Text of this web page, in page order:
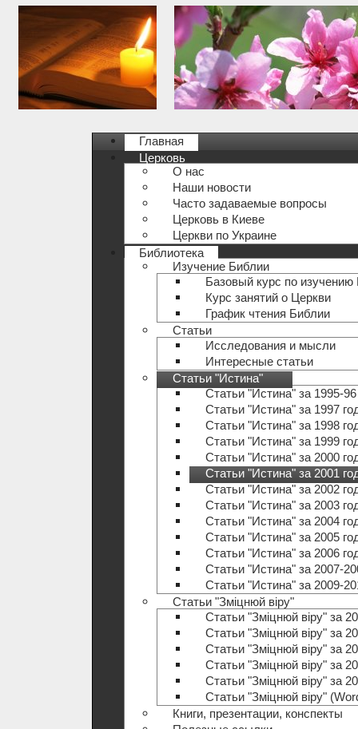
Главная
Церковь
О нас
Наши новости
Часто задаваемые вопросы
Церковь в Киеве
Церкви по Украине
Библиотека
Изучение Библии
Базовый курс по изучению
Курс занятий о Церкви
График чтения Библии
Статьи
Исследования и мысли
Интересные статьи
Статьи "Истина"
Статьи "Истина" за 1995-
Статьи "Истина" за 1997
Статьи "Истина" за 1998
Статьи "Истина" за 1999
Статьи "Истина" за 2000
Статьи "Истина" за 2001
Статьи "Истина" за 2002
Статьи "Истина" за 2003
Статьи "Истина" за 2004
Статьи "Истина" за 2005
Статьи "Истина" за 2006
Статьи "Истина" за 2007-
Статьи "Истина" за 2009-
Статьи "Зміцнюй віру"
Статьи "Зміцнюй віру" за
Статьи "Зміцнюй віру" за
Статьи "Зміцнюй віру" за
Статьи "Зміцнюй віру" за
Статьи "Зміцнюй віру" за
Статьи "Зміцнюй віру"
Книги, презентации, конспекты